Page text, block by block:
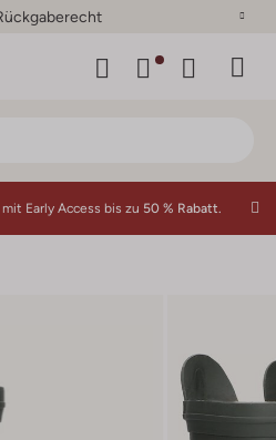
Early Access bis zu 50 % Rabatt.